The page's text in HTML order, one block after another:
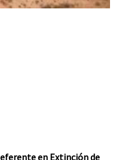
en Extinción de